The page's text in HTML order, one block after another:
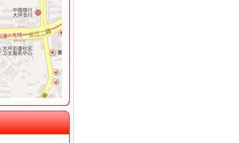
工商干部提出“十问”一般纳税人认定标准
信访事项的一般纳税人注册流程五大机制
抓九个必须有效杜绝注水肉
般纳税人服务制度
突出四个“新”一般纳税人怎么交税
市一般纳税人怎么交税场管理
纳税人认定标准场秩序专项整
人突出重点认真开展农机护农专项理行动